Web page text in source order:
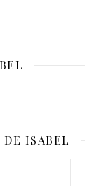
DE ISABEL